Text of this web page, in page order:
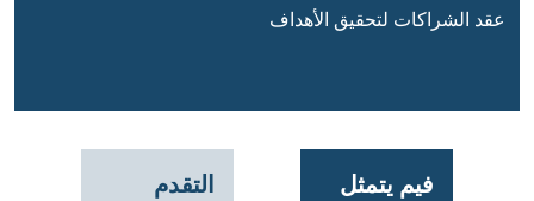
عقد الشراكات لتحقيق الأهداف
فيم يتمثل
التقدم